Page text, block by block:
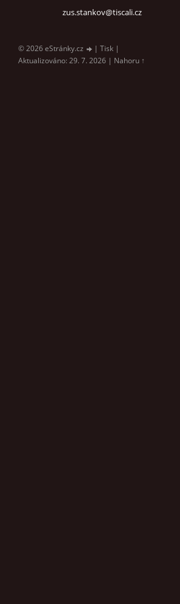
zus.stankov@tiscali.cz
© 2026 eStránky.cz | Tisk |
Aktualizováno: 29. 7. 2026 | Nahoru ↑